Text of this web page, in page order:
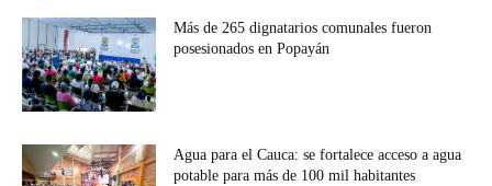
Más de 265 dignatarios comunales fueron
posesionados en Popayán
Agua para el Cauca: se fortalece acceso a agua
potable para más de 100 mil habitantes